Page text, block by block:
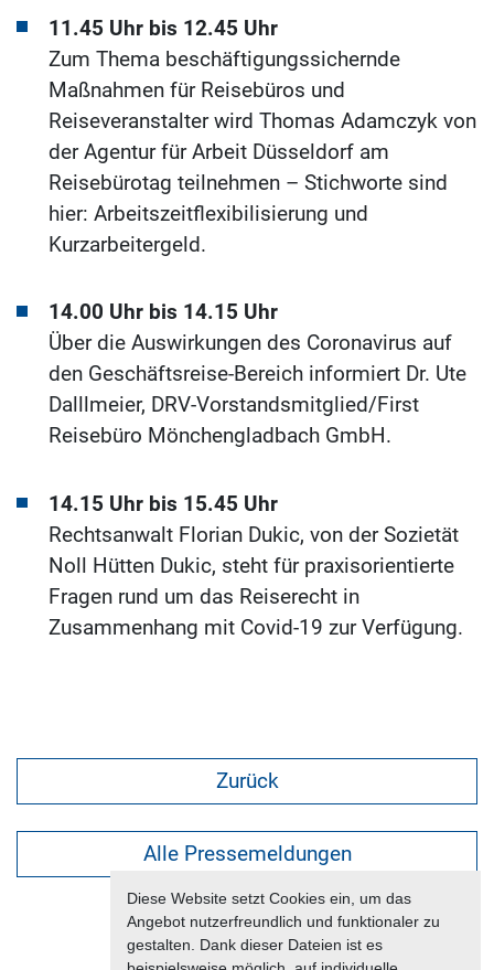
Diese Website setzt Cookies ein, um das
Angebot nutzerfreundlich und funktionaler zu
gestalten. Dank dieser Dateien ist es
11.45 Uhr bis 12.45 Uhr
Zum Thema beschäftigungssichernde
Maßnahmen für Reisebüros und
Reiseveranstalter wird Thomas Adamczyk von
der Agentur für Arbeit Düsseldorf am
Reisebürotag teilnehmen – Stichworte sind
hier: Arbeitszeitflexibilisierung und
Kurzarbeitergeld.
14.00 Uhr bis 14.15 Uhr
Über die Auswirkungen des Coronavirus auf
den Geschäftsreise-Bereich informiert Dr. Ute
Dalllmeier, DRV-Vorstandsmitglied/First
Reisebüro Mönchengladbach GmbH.
14.15 Uhr bis 15.45 Uhr
Rechtsanwalt Florian Dukic, von der Sozietät
Noll Hütten Dukic, steht für praxisorientierte
Fragen rund um das Reiserecht in
Zusammenhang mit Covid-19 zur Verfügung.
Zurück
Alle Pressemeldungen